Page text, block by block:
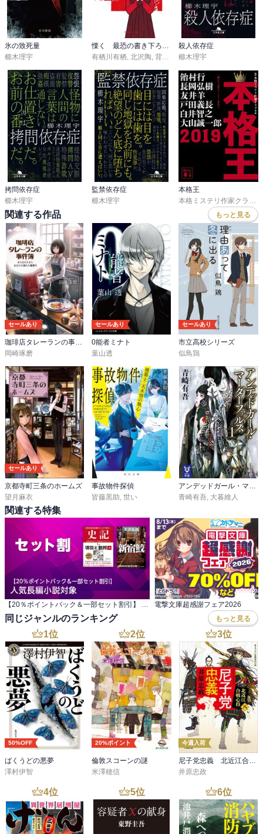
氷の致死量
櫛木理宇
慄く 最恐の書き下ろしアンソロジー
有栖川有栖, 北沢陶, 背筋 櫛木理宇,貴志祐介
殺人依存症
櫛木理宇
拷問依存症
櫛木理宇
監禁依存症
櫛木理宇
本格王
関連する作品 もっと見る
セールあり
珈琲店タレーランの事件簿
岡崎琢磨
セールあり
0能者ミナト
葉山透
セールあり
市立高校シリーズ
似鳥鶏
セールあり
京都寺町三条のホームズ
望月麻衣
事故物件探偵
皆藤黒助 世い
青崎有吾 大暮維人
関連する特集
電撃文庫超感謝フェア2026
同じジャンルのランキング もっと見る
1位
50%OFF
ばくうどの悪夢
澤村伊智
2位
20%ポイント
倫敦スコーンの謎
米澤穂信
3位
今週入荷
尼子党忠義 北近江合戦心得〈八〉
井原忠政
4位 5位 6位